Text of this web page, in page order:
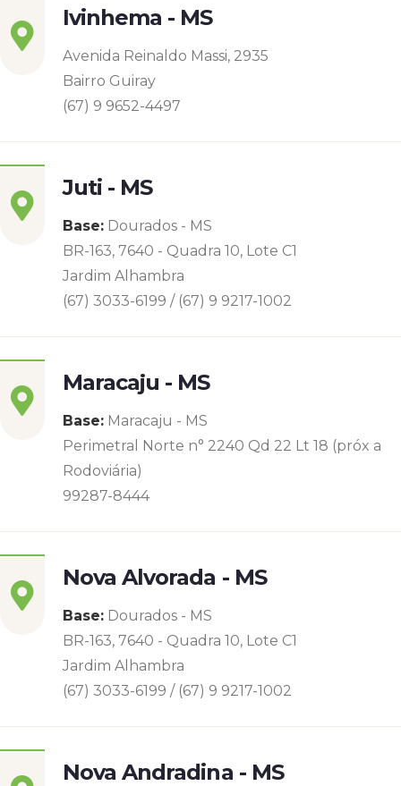
Ivinhema - MS
Avenida Reinaldo Massi, 2935
Bairro Guiray
(67) 9 9652-4497
Juti - MS
Base: Dourados - MS
BR-163, 7640 - Quadra 10, Lote C1
Jardim Alhambra
(67) 3033-6199 / (67) 9 9217-1002
Maracaju - MS
Base: Maracaju - MS
Perimetral Norte n° 2240 Qd 22 Lt 18 (próx a
Rodoviária)
99287-8444
Nova Alvorada - MS
Base: Dourados - MS
BR-163, 7640 - Quadra 10, Lote C1
Jardim Alhambra
(67) 3033-6199 / (67) 9 9217-1002
Nova Andradina - MS